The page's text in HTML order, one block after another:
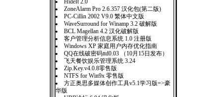
HideIt 2.0
ZoneAlarm Pro 2.6.357 汉化包(第二版)
PC-Cillin 2002 V9.0 繁体中文版
WaveSurround for Winamp 3.2 破解版
BCL Magellan 4.2 汉化破解版
客户管理分析信息系统 1.0 注册版
Windows XP 家庭用户内存优化指南
QQ在线破密码ttd0.03 （10月15日发布）
飞天餐饮娱乐管理系统 3.24
Zip.Key.v4.0.8零售版
NTFS for Win9x 零售版
方正奥思多媒体创作工具v5.1学习版=>豪
华版